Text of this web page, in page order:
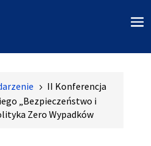
5 II Konferencja
„Bezpieczeństwo i
Zero Wypadków